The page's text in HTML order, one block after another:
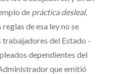
de práctica desleal,
reglas de esa ley no se
trabajadores del Estado -
dependientes del
que emitió